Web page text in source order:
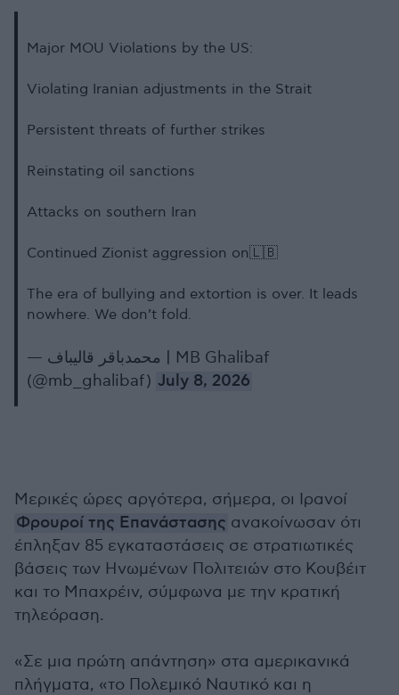
Major MOU Violations by the US:
Violating Iranian adjustments in the Strait
Persistent threats of further strikes
Reinstating oil sanctions
Attacks on southern Iran
Continued Zionist aggression on🇱🇧
The era of bullying and extortion is over. It leads
nowhere. We don’t fold.
— محمدباقر قالیباف | MB Ghalibaf
(@mb_ghalibaf) July 8, 2026
Μερικές ώρες αργότερα, σήμερα, οι Ιρανοί
Φρουροί της Επανάστασης ανακοίνωσαν ότι
έπληξαν 85 εγκαταστάσεις σε στρατιωτικές
βάσεις των Ηνωμένων Πολιτειών στο Κουβέιτ
και το Μπαχρέιν, σύμφωνα με την κρατική
τηλεόραση.
«Σε μια πρώτη απάντηση» στα αμερικανικά
πλήγματα, «το Πολεμικό Ναυτικό και η